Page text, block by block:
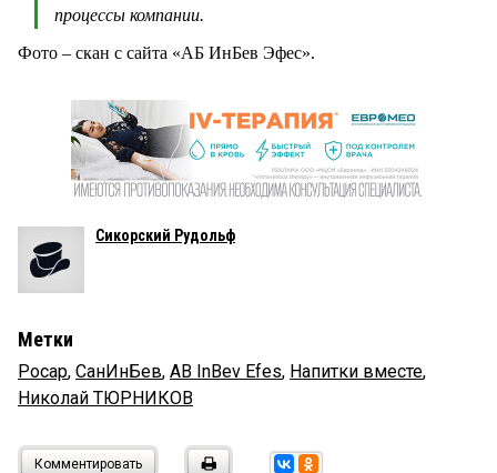
процессы компании.
Фото – скан с сайта «АБ ИнБев Эфес».
Сикорский Рудольф
Метки
Росар, СанИнБев, AB InBev Efes, Напитки вместе,
Николай ТЮРНИКОВ
Комментировать